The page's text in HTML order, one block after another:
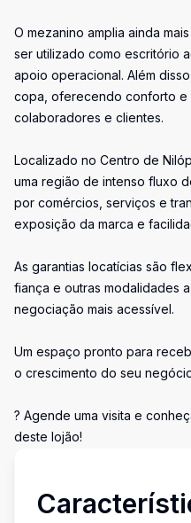
O mezanino amplia ainda
ser utilizado como escritório
apoio operacional. Além
copa, oferecendo conforto e
colaboradores e clientes.
Localizado no Centro de
uma região de intenso fluxo
por comércios, serviços e
exposição da marca e
As garantias locatícias são
fiança e outras modalidades
negociação mais acessível.
Um espaço pronto para
o crescimento do seu
? Agende uma visita e
deste lojão!